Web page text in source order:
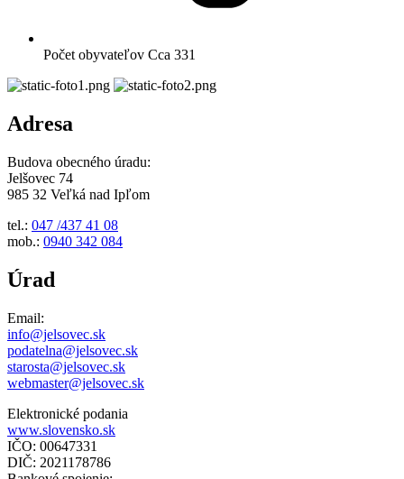
Počet obyvateľov Cca 331
Adresa
Budova obecného úradu:
Jelšovec 74
985 32 Veľká nad Ipľom
tel.: 047 /437 41 08
mob.: 0940 342 084
Úrad
Email:
info@jelsovec.sk
podatelna@jelsovec.sk
starosta@jelsovec.sk
webmaster@jelsovec.sk
Elektronické podania
www.slovensko.sk
IČO: 00647331
DIČ: 2021178786